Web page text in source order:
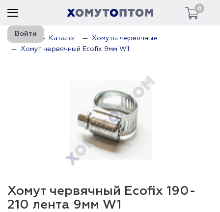
0
Войти
Главная Каталог
Хомуты червячные
Хомут червячный Ecofix 9мм W1
Хомут червячный Ecofix 190-
210 лента 9мм W1